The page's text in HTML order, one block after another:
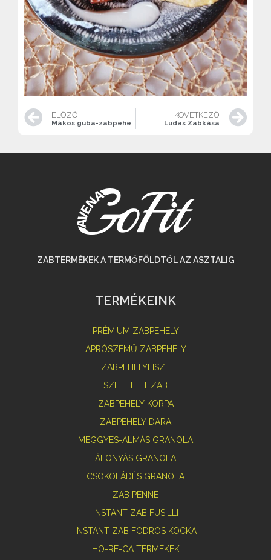
ELŐZŐ
Mákos guba-zabpehelylisztes kiflivel
KÖVETKEZŐ
Ludas Zabkása
ZABTERMÉKEK A TERMŐFÖLDTŐL AZ ASZTALIG
TERMÉKEINK
PRÉMIUM ZABPEHELY
APRÓSZEMŰ ZABPEHELY
ZABPEHELYLISZT
SZELETELT ZAB
ZABPEHELY KORPA
ZABPEHELY DARA
MEGGYES-ALMÁS GRANOLA
ÁFONYÁS GRANOLA
CSOKOLÁDÉS GRANOLA
ZAB PENNE
INSTANT ZAB FUSILLI
INSTANT ZAB FODROS KOCKA
HO-RE-CA TERMÉKEK